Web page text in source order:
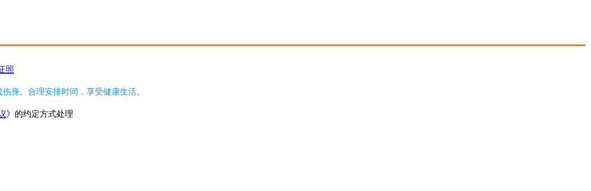
照
身。合理安排时间，享受健康生活。
》的约定方式处理